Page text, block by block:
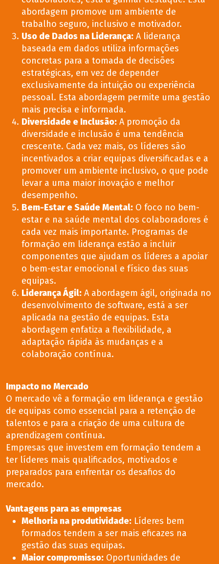
abordagem promove um ambiente de
trabalho seguro, inclusivo e motivador.
Uso de Dados na Liderança: A liderança
baseada em dados utiliza informações
concretas para a tomada de decisões
estratégicas, em vez de depender
exclusivamente da intuição ou experiência
pessoal. Esta abordagem permite uma gestão
mais precisa e informada.
Diversidade e Inclusão: A promoção da
diversidade e inclusão é uma tendência
crescente. Cada vez mais, os líderes são
incentivados a criar equipas diversificadas e a
promover um ambiente inclusivo, o que pode
levar a uma maior inovação e melhor
desempenho.
Bem-Estar e Saúde Mental: O foco no bem-
estar e na saúde mental dos colaboradores é
cada vez mais importante. Programas de
formação em liderança estão a incluir
componentes que ajudam os líderes a apoiar
o bem-estar emocional e físico das suas
equipas.
Liderança Ágil: A abordagem ágil, originada no
desenvolvimento de software, está a ser
aplicada na gestão de equipas. Esta
abordagem enfatiza a flexibilidade, a
adaptação rápida às mudanças e a
colaboração contínua.
Impacto no Mercado
O mercado vê a formação em liderança e gestão
de equipas como essencial para a retenção de
talentos e para a criação de uma cultura de
aprendizagem contínua.
Empresas que investem em formação tendem a
ter líderes mais qualificados, motivados e
preparados para enfrentar os desafios do
mercado.
Vantagens para as empresas
Melhoria na produtividade: Líderes bem
formados tendem a ser mais eficazes na
gestão das suas equipas.
Maior compromisso: Oportunidades de